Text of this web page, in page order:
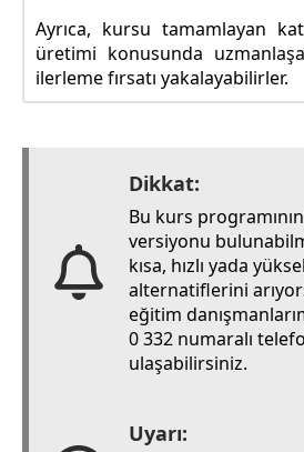
Ayrıca, kursu tamamlayan
üretimi konusunda
ilerleme fırsatı yakalayabilirler.
Dikkat:
Bu kurs
versiyonu
kısa, hızlı yada
alternatiflerini
eğitim
0 332 numaralı
ulaşabilirsiniz.
Uyarı: